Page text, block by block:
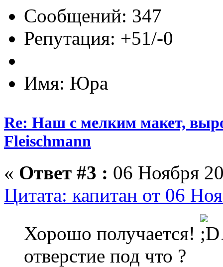
Сообщений: 347
Репутация: +51/-0
Имя: Юра
Re: Наш с мелким макет,
Fleischmann
« Ответ #3 : 06 Ноября
Цитата: капитан от 06
Хорошо получается!
отверстие под что ?